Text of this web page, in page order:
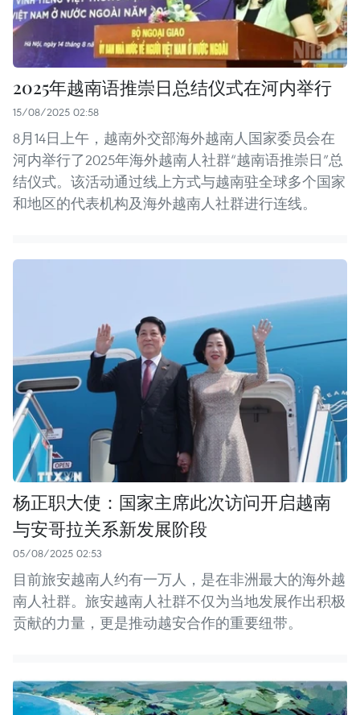
2025年越南语推崇日总结仪式在河内举行
15/08/2025 02:58
8月14日上午，越南外交部海外越南人国家委员会在
河内举行了2025年海外越南人社群“越南语推崇日”总
结仪式。该活动通过线上方式与越南驻全球多个国家
和地区的代表机构及海外越南人社群进行连线。
杨正职大使：国家主席此次访问开启越南
与安哥拉关系新发展阶段
05/08/2025 02:53
目前旅安越南人约有一万人，是在非洲最大的海外越
南人社群。旅安越南人社群不仅为当地发展作出积极
贡献的力量，更是推动越安合作的重要纽带。